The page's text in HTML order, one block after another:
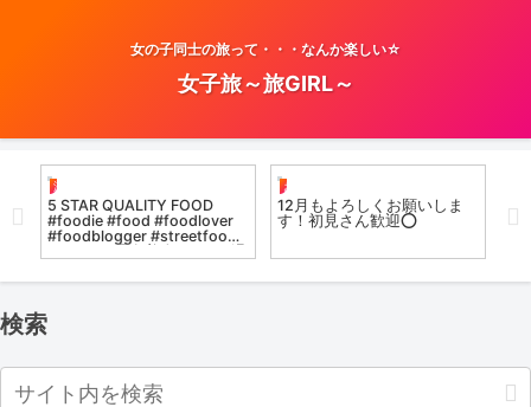
女の子同士の旅って・・・なんか楽しい☆
女子旅～旅GIRL～
温泉女子
5 STAR QUALITY FOOD
#foodie #food #foodlover
#foodblogger #streetfood
お風呂女子こての
12月もよろしくお願いしま
す！初見さん歓迎⭕️
【
「
検索